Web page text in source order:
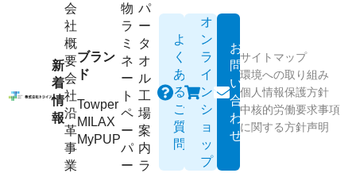
新
着
情
報
会
社
概
要
会
社
沿
革
事
業
ブラン
ド
Towper
MILAX
MyPUP
物
ラ
ミ
ネ
ー
ト
ペ
ー
パ
ー
パ
ー
タ
オ
ル
工
場
案
内
ラ
よ
く
あ
る
ご
質
問
オ
ン
ラ
イ
ン
シ
ョ
ッ
プ
お
問
い
合
わ
せ
サイトマップ
環境への取り組み
個人情報保護方針
中核的労働要求事項
に関する方針声明